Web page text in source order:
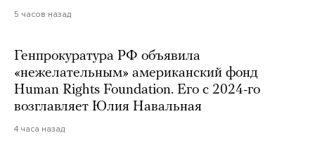
5 часов назад
Генпрокуратура РФ объявила
«нежелательным» американский фонд
Human Rights Foundation. Его с 2024-го
возглавляет Юлия Навальная
4 часа назад